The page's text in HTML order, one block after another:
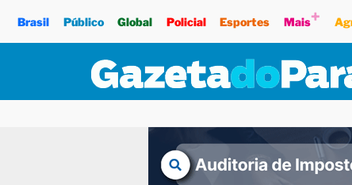
Brasil Público Global Policial Esportes Mais+